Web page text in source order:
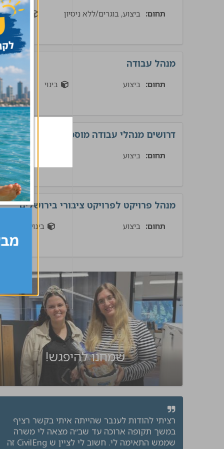
תחום: ביצוע, בוגרים/ללא ניסיון בינוי
מנהל עבודה
תחום: ביצוע בינוי
דרושים מנהלי עבודה מוסמכים למגוון
תחום: ביצוע
מנהל פרויקט לפרויקט ציבורי בירושלים
תחום: ביצוע בינוי
שמחנו להיפגש!
רציתי להודות לענבר שהייתה איתי בקשר רציף
במשך תקופה ארוכה עד שב״ה מצאה לי משרה
שממש התאימה לי. חשוב לי לציין ש CivilEng זה